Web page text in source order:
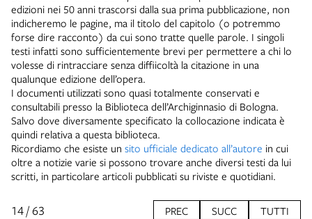
edizioni nei 50 anni trascorsi dalla sua prima pubblicazione, non
indicheremo le pagine, ma il titolo del capitolo (o potremmo
forse dire racconto) da cui sono tratte quelle parole. I singoli
testi infatti sono sufficientemente brevi per permettere a chi lo
volesse di rintracciare senza diffiicoltà la citazione in una
qualunque edizione dell’opera.
I documenti utilizzati sono quasi totalmente conservati e
consultabili presso la Biblioteca dell’Archiginnasio di Bologna.
Salvo dove diversamente specificato la collocazione indicata è
quindi relativa a questa biblioteca.
Ricordiamo che esiste un sito ufficiale dedicato all’autore in cui
oltre a notizie varie si possono trovare anche diversi testi da lui
scritti, in particolare articoli pubblicati su riviste e quotidiani.
14 / 63 PREC SUCC TUTTI